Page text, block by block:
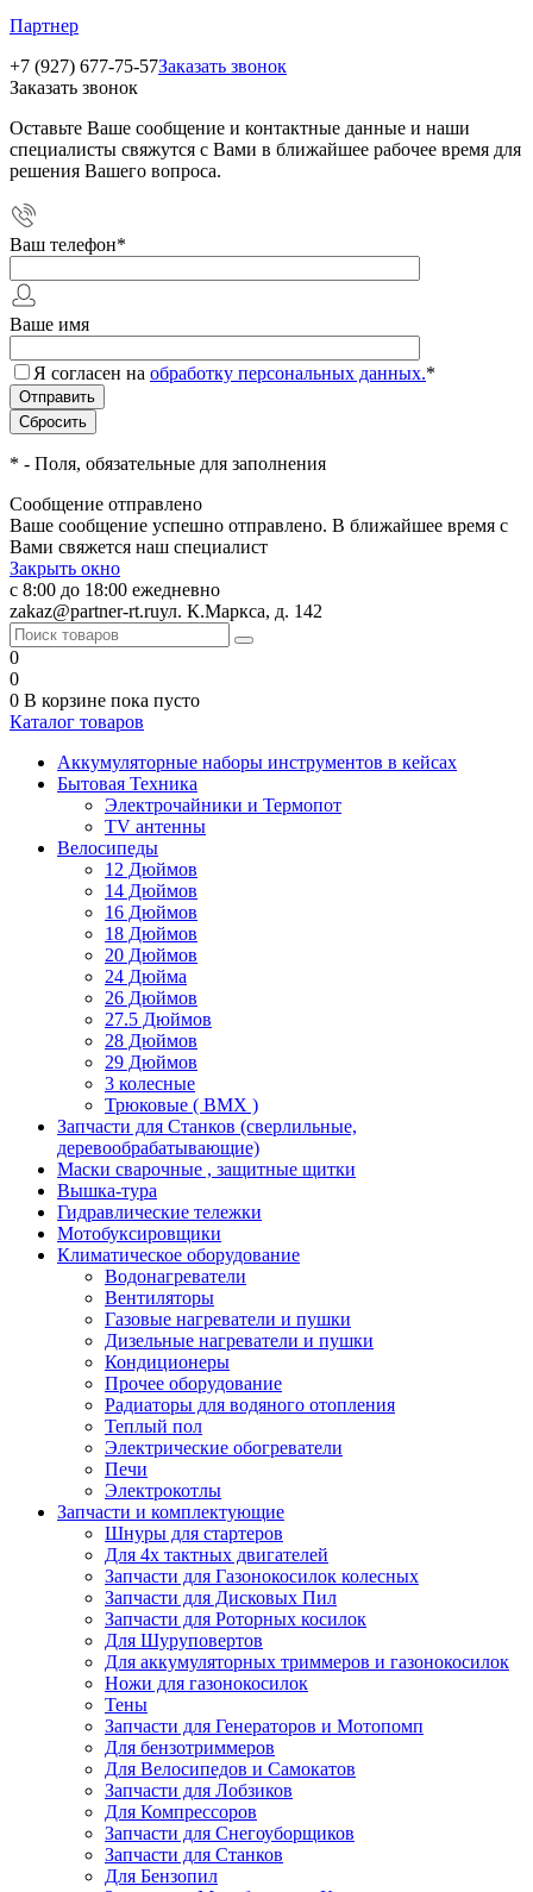
Партнер
+7 (927) 677-75-57Заказать звонок
Заказать звонок
Оставьте Ваше сообщение и контактные данные и наши
специалисты свяжутся с Вами в ближайшее рабочее время для
решения Вашего вопроса.
Ваш телефон*
Ваше имя
Я согласен на обработку персональных данных.*
* - Поля, обязательные для заполнения
Сообщение отправлено
Ваше сообщение успешно отправлено. В ближайшее время с
Вами свяжется наш специалист
Закрыть окно
с 8:00 до 18:00 ежедневно
zakaz@partner-rt.ruул. К.Маркса, д. 142
0
0
0 В корзине пока пусто
Каталог товаров
Аккумуляторные наборы инструментов в кейсах
Бытовая Техника
Электрочайники и Термопот
TV антенны
Велосипеды
12 Дюймов
14 Дюймов
16 Дюймов
18 Дюймов
20 Дюймов
24 Дюйма
26 Дюймов
27.5 Дюймов
28 Дюймов
29 Дюймов
3 колесные
Трюковые ( BMX )
Запчасти для Станков (сверлильные,
деревообрабатывающие)
Маски сварочные , защитные щитки
Вышка-тура
Гидравлические тележки
Мотобуксировщики
Климатическое оборудование
Водонагреватели
Вентиляторы
Газовые нагреватели и пушки
Дизельные нагреватели и пушки
Кондиционеры
Прочее оборудование
Радиаторы для водяного отопления
Теплый пол
Электрические обогреватели
Печи
Электрокотлы
Запчасти и комплектующие
Шнуры для стартеров
Для 4х тактных двигателей
Запчасти для Газонокосилок колесных
Запчасти для Дисковых Пил
Запчасти для Роторных косилок
Для Шуруповертов
Для аккумуляторных триммеров и газонокосилок
Ножи для газонокосилок
Тены
Запчасти для Генераторов и Мотопомп
Для бензотриммеров
Для Велосипедов и Самокатов
Запчасти для Лобзиков
Для Компрессоров
Запчасти для Снегоуборщиков
Запчасти для Станков
Для Бензопил